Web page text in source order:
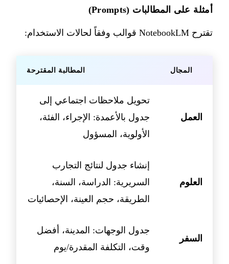
أمثلة على المطالبات (Prompts)
تقترح NotebookLM قوالب وفقاً لحالات الاستخدام:
المجال المطالبة المقترحة
العمل
تحويل ملاحظات اجتماعي إلى
جدول بالأعمدة: الإجراء، الفئة،
الأولوية، المسؤول
العلوم
إنشاء جدول لنتائج التجارب
السريرية: الدراسة، السنة،
الطريقة، حجم العينة، الإحصائيات
السفر
جدول الوجهات: المدينة، أفضل
وقت، التكلفة المقدرة/يوم